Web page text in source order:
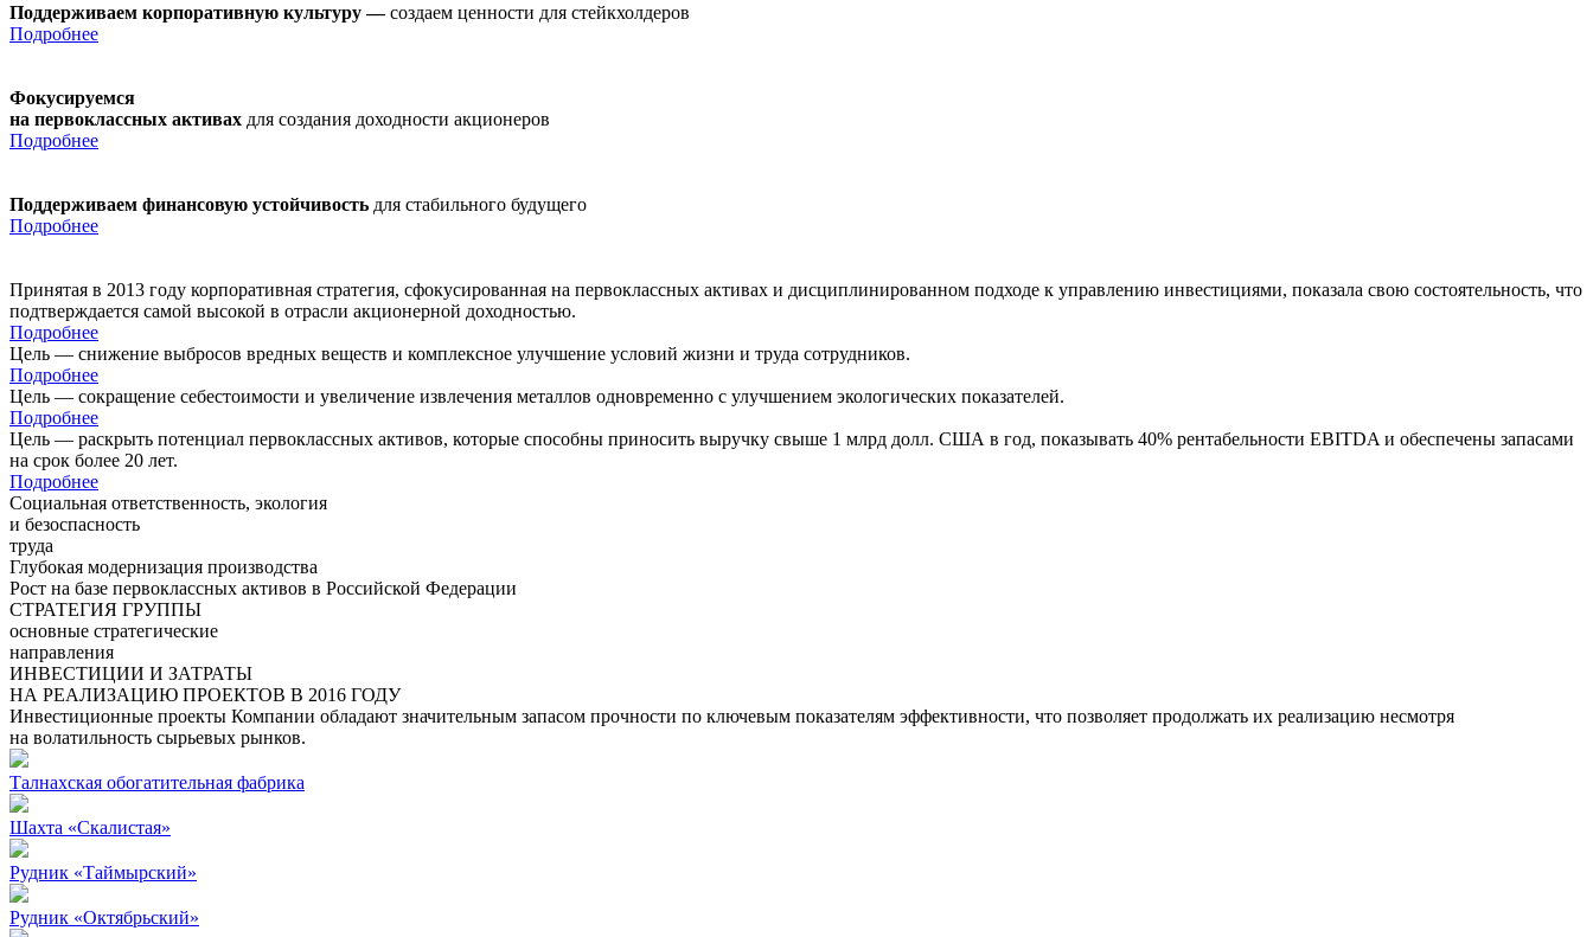
Поддерживаем корпоративную культуру —создаем ценности для стейкхолдеров
Подробнее
Фокусируемся
на первоклассных активах для создания доходности акционеров
Подробнее
Поддерживаем финансовую устойчивость для стабильного будущего
Подробнее
Принятая в 2013 году корпоративная стратегия, сфокусированная на первоклассных активах и дисциплинированном подходе к управлению инвестициями, показала свою состоятельность, что
подтверждается самой высокой в отрасли акционерной доходностью.
Подробнее
Цель — снижение выбросов вредных веществ и комплексное улучшение условий жизни и труда сотрудников.
Подробнее
Цель — сокращение себестоимости и увеличение извлечения металлов одновременно с улучшением экологических показателей.
Подробнее
Цель — раскрыть потенциал первоклассных активов, которые способны приносить выручку свыше 1 млрд долл. США в год, показывать 40% рентабельности EBITDA и обеспечены запасами
на срок более 20 лет.
Подробнее
Социальная ответственность, экология
и безоспасность
труда
Глубокая модернизация производства
Рост на базе первоклассных активов в Российской Федерации
СТРАТЕГИЯ ГРУППЫ
основные стратегические
направления
ИНВЕСТИЦИИ И ЗАТРАТЫ
НА РЕАЛИЗАЦИЮ ПРОЕКТОВ В 2016 ГОДУ
Инвестиционные проекты Компании обладают значительным запасом прочности по ключевым показателям эффективности, что позволяет продолжать их реализацию несмотря
на волатильность сырьевых рынков.
Талнахская обогатительная фабрика
Шахта «Скалистая»
Рудник «Таймырский»
Рудник «Октябрьский»